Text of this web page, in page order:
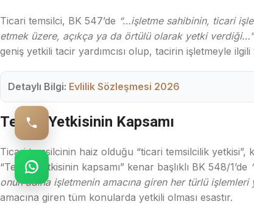
Ticari temsilci, BK 547’de “…işletme sahibinin, ticari
etmek üzere, açıkça ya da örtülü olarak yetki verdiği…”
geniş yetkili tacir yardımcısı olup, tacirin işletmeyle
Detaylı Bilgi: Evlilik Sözleşmesi 2026
Temsil Yetkisinin Kapsamı
Ticari temsilcinin haiz olduğu “ticari temsilcilik yetkisi”,
“Temsil yetkisinin kapsamı” kenar başlıklı BK 548/1’de
onun adına işletmenin amacına giren her türlü işlemleri
amacına giren tüm konularda yetkili olması esastır.